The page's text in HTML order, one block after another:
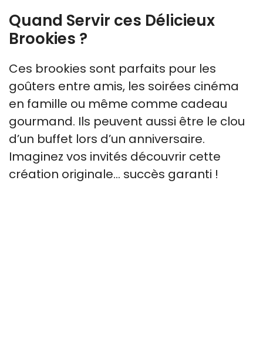
Quand Servir ces Délicieux
Brookies ?
Ces brookies sont parfaits pour les
goûters entre amis, les soirées cinéma
en famille ou même comme cadeau
gourmand. Ils peuvent aussi être le clou
d’un buffet lors d’un anniversaire.
Imaginez vos invités découvrir cette
création originale… succès garanti !